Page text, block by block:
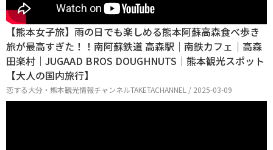
【熊本女子旅】雨の日でも楽しめる熊本阿蘇高森食べ歩き
旅が最高すぎた！！南阿蘇鉄道 高森駅｜南鉄カフェ｜高森
田楽村｜JUGAAD BROS DOUGHNUTS｜熊本観光スポット
【大人の国内旅行】
恋する大分・熊本観光情報チャンネルTAKETACHANNEL / 2025-03-09